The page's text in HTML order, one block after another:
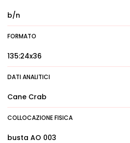
b/n
FORMATO
135:24x36
DATI ANALITICI
Cane Crab
COLLOCAZIONE FISICA
busta AO 003